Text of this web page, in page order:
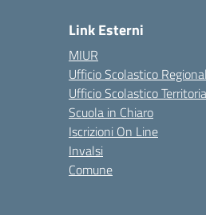
Link Esterni
MIUR
Ufficio Scolastico
Ufficio Scolastico
Scuola in Chiaro
Iscrizioni On Line
Invalsi
Comune